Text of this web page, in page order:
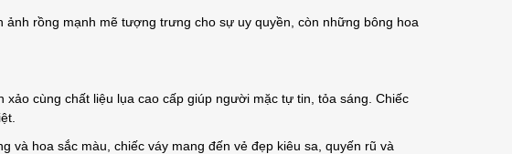
rồng mạnh mẽ tượng trưng cho sự uy quyền, còn những bông hoa
cùng chất liệu lụa cao cấp giúp người mặc tự tin, tỏa sáng. Chiếc
và hoa sắc màu, chiếc váy mang đến vẻ đẹp kiêu sa, quyến rũ và